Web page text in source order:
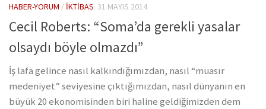
HABER-YORUM / İKTIBAS 31 MAYIS 2014
Cecil Roberts: “Soma’da gerekli yasalar
olsaydı böyle olmazdı”
İş lafa gelince nasıl kalkındığımızdan, nasıl “muasır
medeniyet” seviyesine çıktığımızdan, nasıl dünyanın en
büyük 20 ekonomisinden biri haline geldiğimizden dem